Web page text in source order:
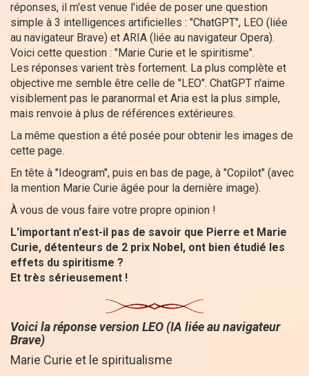
réponses, il m'est venue l'idée de poser une question
simple à 3 intelligences artificielles : "ChatGPT", LEO (liée
au navigateur Brave) et ARIA (liée au navigateur Opera).
Voici cette question : "Marie Curie et le spiritisme".
Les réponses varient très fortement. La plus complète et
objective me semble être celle de "LEO". ChatGPT n'aime
visiblement pas le paranormal et Aria est la plus simple,
mais renvoie à plus de références extérieures.
La même question a été posée pour obtenir les images de
cette page.
En tête à "Ideogram", puis en bas de page, à "Copilot" (avec
la mention Marie Curie âgée pour la dernière image).
À vous de vous faire votre propre opinion !
L'important n'est-il pas de savoir que Pierre et Marie
Curie, détenteurs de 2 prix Nobel, ont bien étudié les
effets du spiritisme ?
Et très sérieusement !
Voici la réponse version LEO (IA liée au navigateur
Brave)
Marie Curie et le spiritualisme